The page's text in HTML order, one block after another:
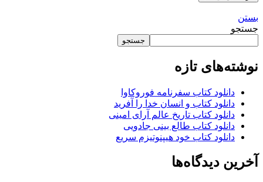
بستن
جستجو
جستجو
نوشته‌های تازه
دانلود کتاب سفرنامه فوروکاوا
دانلود کتاب و انسان خدا را آفرید
دانلود کتاب تاریخ عالم آرای امینی
دانلود کتاب طالع بینی جادویی
دانلود کتاب خود هیپنوتیزم سریع
آخرین دیدگاه‌ها